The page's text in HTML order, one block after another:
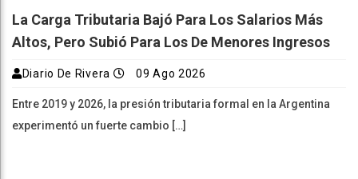
La Carga Tributaria Bajó Para Los Salarios Más
Altos, Pero Subió Para Los De Menores Ingresos
Diario De Rivera 09 Ago 2026
Entre 2019 y 2026, la presión tributaria formal en la Argentina
experimentó un fuerte cambio […]